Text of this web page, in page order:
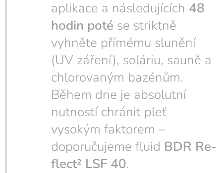
aplikace a následujících 48
hodin poté se striktně
vyhněte přímému slunění
(UV záření), soláriu, sauně a
chlorovaným bazénům.
Během dne je absolutní
nutností chránit pleť
vysokým faktorem –
doporučujeme fluid BDR Re-
flect² LSF 40.